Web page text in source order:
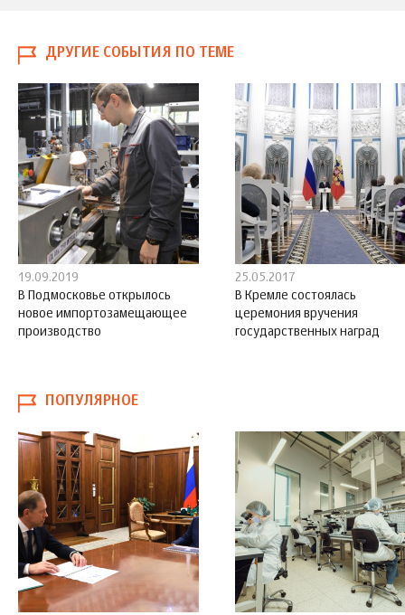
ДРУГИЕ СОБЫТИЯ ПО ТЕМЕ
19.09.2019
В Подмосковье открылось
новое импортозамещающее
производство
25.05.2017
В Кремле состоялась
церемония вручения
государственных наград
ПОПУЛЯРНОЕ